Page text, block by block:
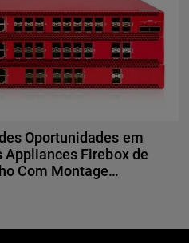
Oportunidades em
Appliances Firebox de
Com Montage…